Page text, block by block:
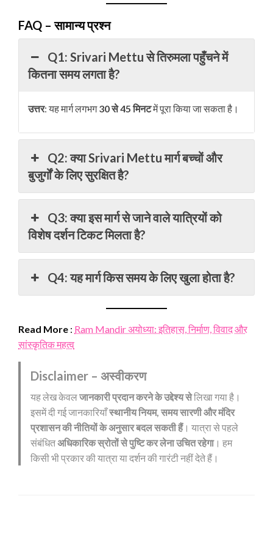
FAQ – सामान्य प्रश्न
Q1: Srivari Mettu से तिरुमला पहुँचने में
कितना समय लगता है?
उत्तर: यह मार्ग लगभग30 से 45 मिनटमें पूरा किया जा सकता है।
Q2: क्या Srivari Mettu मार्ग बच्चों और
बुजुर्गों के लिए सुरक्षित है?
Q3: क्या इस मार्ग से जाने वाले यात्रियों को
विशेष दर्शन टिकट मिलता है?
Q4: यह मार्ग किस समय के लिए खुला होता है?
Read More : Ram Mandir अयोध्या: इतिहास, निर्माण, विवाद और
सांस्कृतिक महत्व
Disclaimer – अस्वीकरण
यह लेख केवलजानकारी प्रदान करने के उद्देश्य सेलिखा गया है।
इसमें दी गई जानकारियाँस्थानीय नियम, समय सारणी और मंदिर
प्रशासन की नीतियों के अनुसार बदल सकती हैं। यात्रा से पहले
संबंधितअधिकारिक स्रोतों से पुष्टि कर लेना उचित रहेगा। हम
किसी भी प्रकार की यात्रा या दर्शन की गारंटी नहीं देते हैं।